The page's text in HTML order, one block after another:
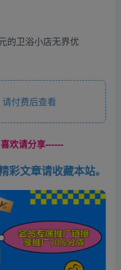
的卫浴小店无界优
付费后查看
欢请分享------
彩文章请收藏本站。